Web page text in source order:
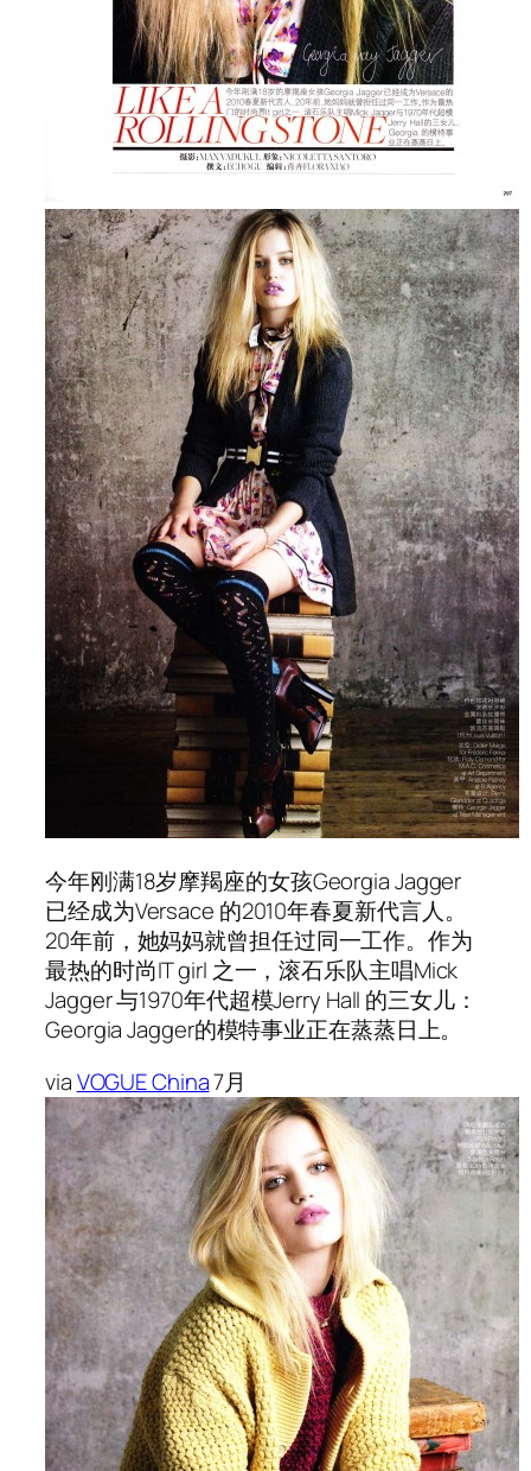
今年刚满18岁摩羯座的女孩Georgia Jagger
已经成为Versace 的2010年春夏新代言人。
20年前，她妈妈就曾担任过同一工作。作为
最热的时尚IT girl 之一，滚石乐队主唱Mick
Jagger 与1970年代超模Jerry Hall 的三女儿：
Georgia Jagger的模特事业正在蒸蒸日上。
viaVOGUE China7月